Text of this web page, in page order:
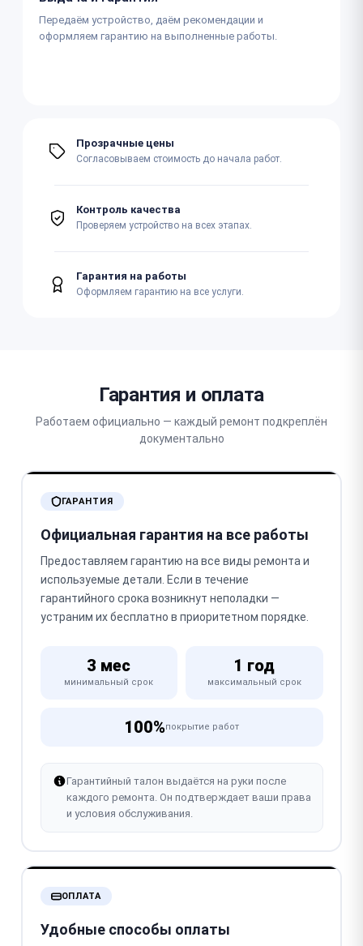
Передаём устройство, даём рекомендации и
оформляем гарантию на выполненные работы.
Прозрачные цены
Согласовываем стоимость до начала работ.
Контроль качества
Проверяем устройство на всех этапах.
Гарантия на работы
Оформляем гарантию на все услуги.
Гарантия и оплата
Работаем официально — каждый ремонт подкреплён
документально
ГАРАНТИЯ
Официальная гарантия на все работы
Предоставляем гарантию на все виды ремонта и
используемые детали. Если в течение
гарантийного срока возникнут неполадки —
устраним их бесплатно в приоритетном порядке.
3 мес
минимальный срок
1 год
максимальный срок
100%покрытие работ
Гарантийный талон выдаётся на руки после
каждого ремонта. Он подтверждает ваши права
и условия обслуживания.
ОПЛАТА
Удобные способы оплаты